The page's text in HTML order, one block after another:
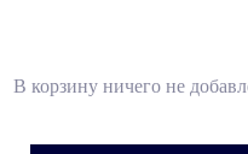
В корзину ничего не